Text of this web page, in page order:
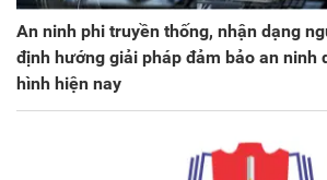
An ninh phi truyền thống, nhận dạng
định hướng giải pháp đảm bảo an ninh
hình hiện nay